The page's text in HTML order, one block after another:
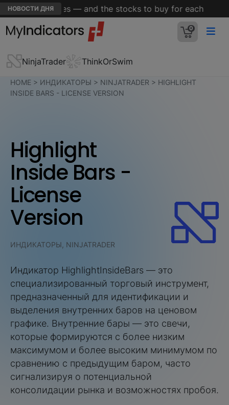
НОВОСТИ ДНЯthemes — and the stocks to buy for each
0
NinjaTrader ThinkOrSwim
HOME > ИНДИКАТОРЫ > NINJATRADER > HIGHLIGHT
INSIDE BARS - LICENSE VERSION
Highlight
Inside Bars -
License
Version
ИНДИКАТОРЫ, NINJATRADER
Индикатор HighlightInsideBars — это
специализированный торговый инструмент,
предназначенный для идентификации и
выделения внутренних баров на ценовом
графике. Внутренние бары — это свечи,
которые формируются с более низким
максимумом и более высоким минимумом по
сравнению с предыдущим баром, часто
сигнализируя о потенциальной
консолидации рынка и возможностях пробоя.